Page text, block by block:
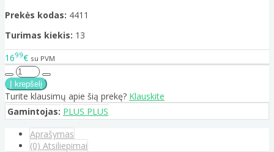
Prekės kodas: 4411
Turimas kiekis: 13
1699€ su PVM
Turite klausimų apie šią prekę? Klauskite
Gamintojas: PLUS PLUS
Aprašymas
(0) Atsiliepimai